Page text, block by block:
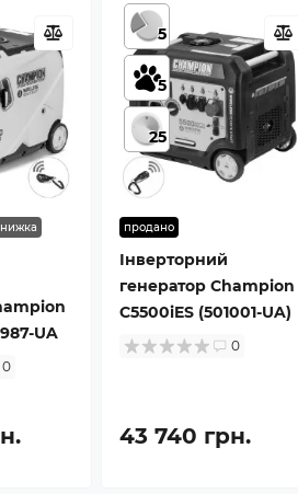
UA
0
продано
Інверторний
генератор Champion
C5500iES (501001-UA)
5
5
25
0
43 740 грн.